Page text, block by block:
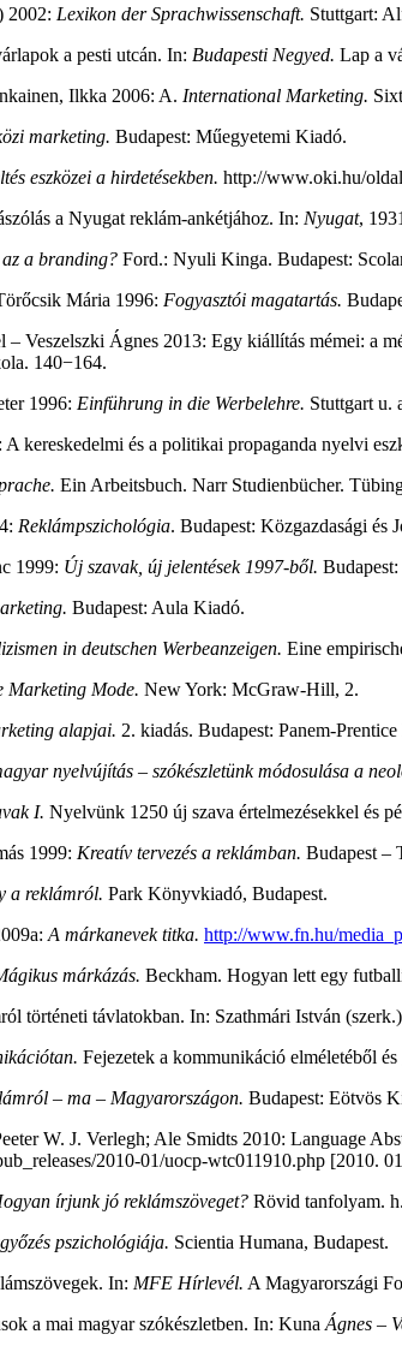
2002: Lexikon der Sprachwissenschaft. Stuttgart:
a pesti utcán. In: Budapesti Negyed. Lap a
Ilkka 2006: A. International Marketing.
marketing. Budapest: Műegyetemi Kiadó.
eszközei a hirdetésekben. http://www.oki.hu/
a Nyugat reklám-ankétjához. In: Nyugat,
a branding? Ford.: Nyuli Kinga. Budapest:
Mária 1996: Fogyasztói magatartás.
Veszelszki Ágnes 2013: Egy kiállítás mémei: a
140−164.
1996: Einführung in die Werbelehre. Stuttgart u.
A kereskedelmi és a politikai propaganda nyelvi
Ein Arbeitsbuch. Narr Studienbücher.
Reklámpszichológia. Budapest: Közgazdasági és
1999: Új szavak, új jelentések 1997-ből.
Budapest: Aula Kiadó.
in deutschen Werbeanzeigen. Eine
Marketing Mode. New York: McGraw-Hill, 2.
alapjai. 2. kiadás. Budapest: Panem-
nyelvújítás – szókészletünk módosulása a
I. Nyelvünk 1250 új szava értelmezésekkel és
1999: Kreatív tervezés a reklámban. Budapest –
a reklámról. Park Könyvkiadó, Budapest.
A márkanevek titka. http://www.fn.hu/
márkázás. Beckham. Hogyan lett egy
történeti távlatokban. In: Szathmári István
Fejezetek a kommunikáció elméletéből
– ma – Magyarországon. Budapest: Eötvös
W. J. Verlegh; Ale Smidts 2010: Language
2010-01/uocp-wtc011910.php [2010.
írjunk jó reklámszöveget? Rövid tanfolyam.
pszichológiája. Scientia Humana, Budapest.
In: MFE Hírlevél. A Magyarországi
a mai magyar szókészletben. In: Kuna Ágnes –